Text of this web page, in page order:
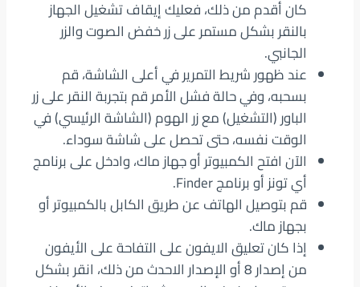
كان أقدم من ذلك، فعليك إيقاف تشغيل الجهاز
بالنقر بشكل مستمر على زر خفض الصوت والزر
الجانبي.
عند ظهور شريط التمرير في أعلى الشاشة، قم
بسحبه، وفي حالة فشل الأمر قم بتجربة النقر على زر
الباور (التشغيل) مع زر الهوم (الشاشة الرئيسي) في
الوقت نفسه، حتى تحصل على شاشة سوداء.
الآن افتح الكمبيوتر أو جهاز ماك، وادخل على برنامج
أي تونز أو برنامج Finder.
قم بتوصيل الهاتف عن طريق الكابل بالكمبيوتر أو
بجهاز ماك.
إذا كان تعليق الايفون على التفاحة على الأيفون
من إصدار 8 أو الإصدار الاحدث من ذلك، انقر بشكل